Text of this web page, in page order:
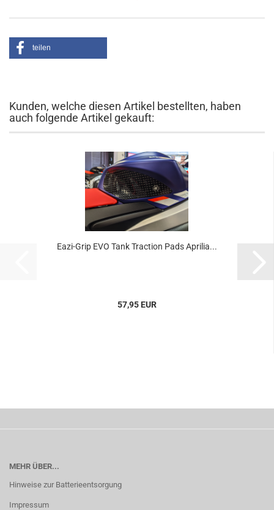
teilen
Kunden, welche diesen Artikel bestellten, haben
auch folgende Artikel gekauft:
Eazi-Grip EVO Tank Traction Pads Aprilia...
57,95 EUR
MEHR ÜBER...
Hinweise zur Batterieentsorgung
Impressum